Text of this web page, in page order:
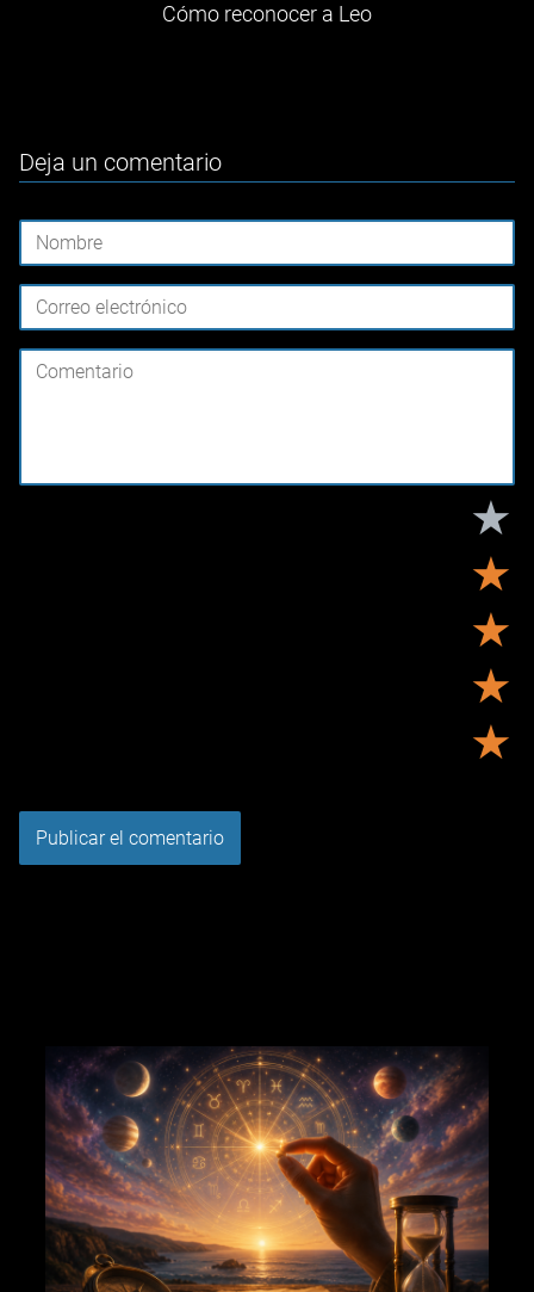
Cómo reconocer a Leo
Deja un comentario
★
★
★
★
★